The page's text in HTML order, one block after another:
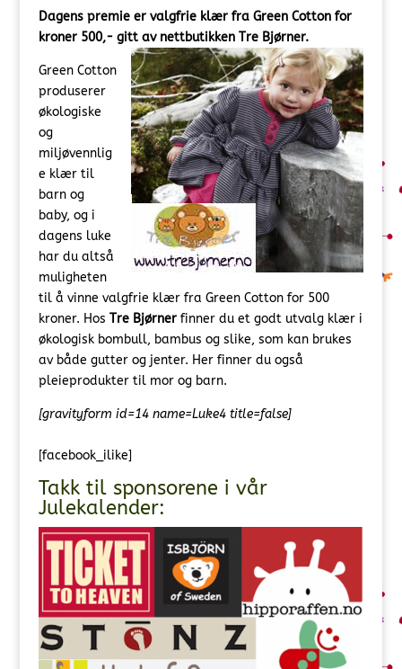
Dagens premie er valgfrie klær fra Green Cotton for
kroner 500,- gitt av nettbutikken Tre Bjørner.
Green Cotton
produserer
økologiske
og
miljøvennlig
e klær til
barn og
baby, og i
dagens luke
har du altså
muligheten
til å vinne valgfrie klær fra Green Cotton for 500
kroner. Hos Tre Bjørnerfinner du et godt utvalg klær i
økologisk bombull, bambus og slike, som kan brukes
av både gutter og jenter. Her finner du også
pleieprodukter til mor og barn.
[gravityform id=14 name=Luke4 title=false]
[facebook_ilike]
Takk til sponsorene i vår
Julekalender: